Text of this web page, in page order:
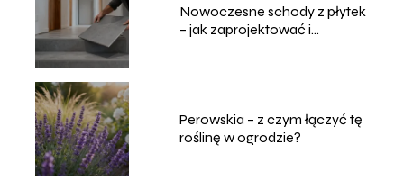
Nowoczesne schody z płytek
– jak zaprojektować i
Perowskia – z czym łączyć tę
roślinę w ogrodzie?